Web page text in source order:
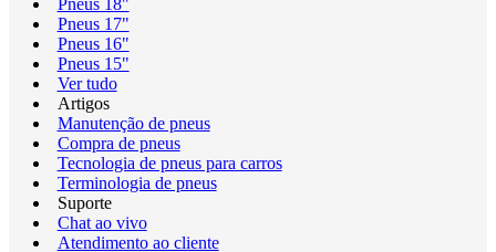
Pneus 17"
Pneus 16"
Pneus 15"
Ver tudo
Artigos
Manutenção de pneus
Compra de pneus
Tecnologia de pneus para carros
Terminologia de pneus
Suporte
Chat ao vivo
Atendimento ao cliente